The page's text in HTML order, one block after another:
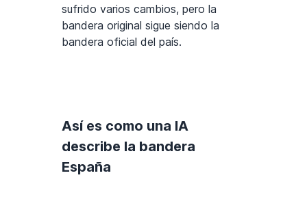
sufrido varios cambios, pero la
bandera original sigue siendo la
bandera oficial del país.
Así es como una IA
describe la bandera
España